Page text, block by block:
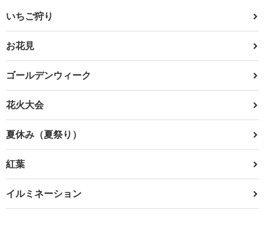
いちご狩り
お花見
ゴールデンウィーク
花火大会
夏休み（夏祭り）
紅葉
イルミネーション